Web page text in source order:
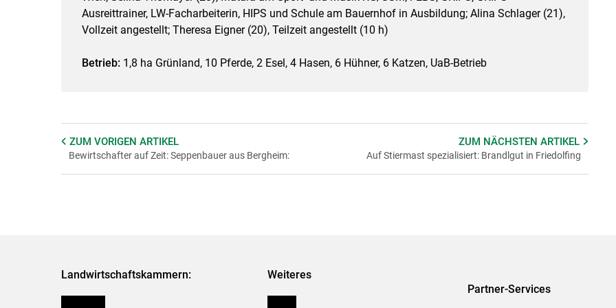
Ausreittrainer, LW-Facharbeiterin, HIPS und Schule am Bauernhof in Ausbildung; Alina Schlager (21),
Vollzeit angestellt; Theresa Eigner (20), Teilzeit angestellt (10 h)
Betrieb: 1,8 ha Grünland, 10 Pferde, 2 Esel, 4 Hasen, 6 Hühner, 6 Katzen, UaB-Betrieb
ZUM VORIGEN ARTIKEL
Bewirtschafter auf Zeit: Seppenbauer aus Bergheim:
ZUM NÄCHSTENARTIKEL
Auf Stiermast spezialisiert: Brandlgut in Friedolfing
Landwirtschaftskammern: Weiteres
Partner-Services